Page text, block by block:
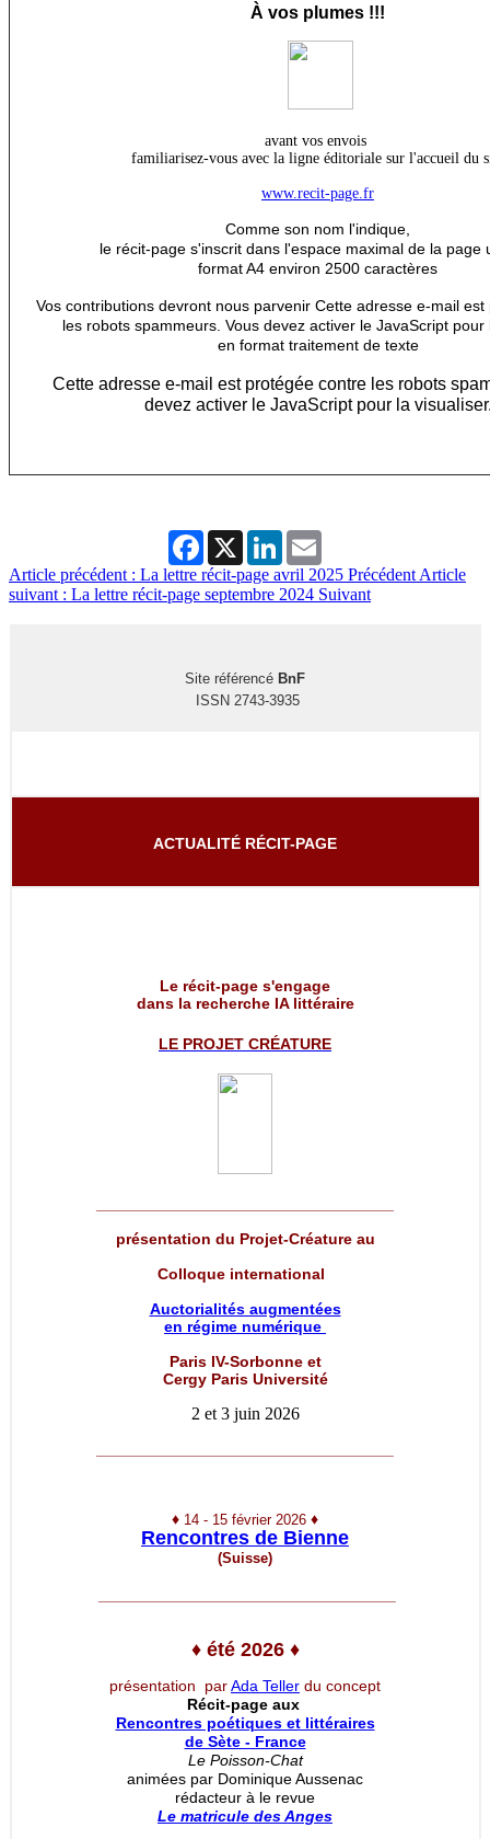
À vos plumes !!!
avant vos envois
familiarisez-vous avec la ligne éditoriale sur l'accueil du
www.recit-page.fr
Comme son nom l'indique,
le récit-page s'inscrit dans l'espace maximal de la page
format A4 environ 2500 caractères
Vos contributions devront nous parvenir Cette adresse e-mail
les robots spammeurs. Vous devez activer le JavaScript pour
en format traitement de texte
Cette adresse e-mail est protégée contre les robots
devez activer le JavaScript pour la
Facebook
X LinkedIn
Article précédent : La lettre récit-page avril 2025 Précédent Article
suivant : La lettre récit-page septembre 2024 Suivant
Site référencé BnF
ISSN 2743-3935
ACTUALITÉ RÉCIT-PAGE
Le récit-page s'engage
dans la recherche IA littéraire
LE PROJET CRÉATURE
présentation du Projet-Créature au
Colloque international
Auctorialités augmentées
en régime numérique
Paris IV-Sorbonne et
Cergy Paris Université
2 et 3 juin 2026
♦ 14 - 15 février 2026 ♦
Rencontres de Bienne
(Suisse)
♦été 2026 ♦
présentation parAda Teller du concept
Récit-page aux
Rencontres poétiques et littéraires
de Sète - France
Le Poisson-Chat
animées par Dominique Aussenac
rédacteur à le revue
Le matricule des Anges